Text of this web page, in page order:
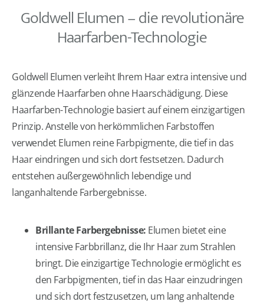
Goldwell Elumen – die revolutionäre
Haarfarben-Technologie
Goldwell Elumen verleiht Ihrem Haar extra intensive und
glänzende Haarfarben ohne Haarschädigung. Diese
Haarfarben-Technologie basiert auf einem einzigartigen
Prinzip. Anstelle von herkömmlichen Farbstoffen
verwendet Elumen reine Farbpigmente, die tief in das
Haar eindringen und sich dort festsetzen. Dadurch
entstehen außergewöhnlich lebendige und
langanhaltende Farbergebnisse.
Brillante Farbergebnisse: Elumen bietet eine
intensive Farbbrillanz, die Ihr Haar zum Strahlen
bringt. Die einzigartige Technologie ermöglicht es
den Farbpigmenten, tief in das Haar einzudringen
und sich dort festzusetzen, um lang anhaltende